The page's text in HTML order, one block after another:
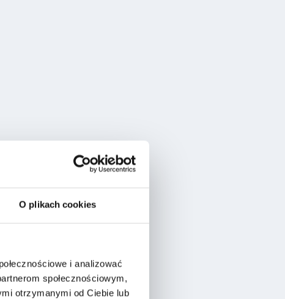
O plikach cookies
i analizować
społecznościowym,
otrzymanymi od Ciebie lub